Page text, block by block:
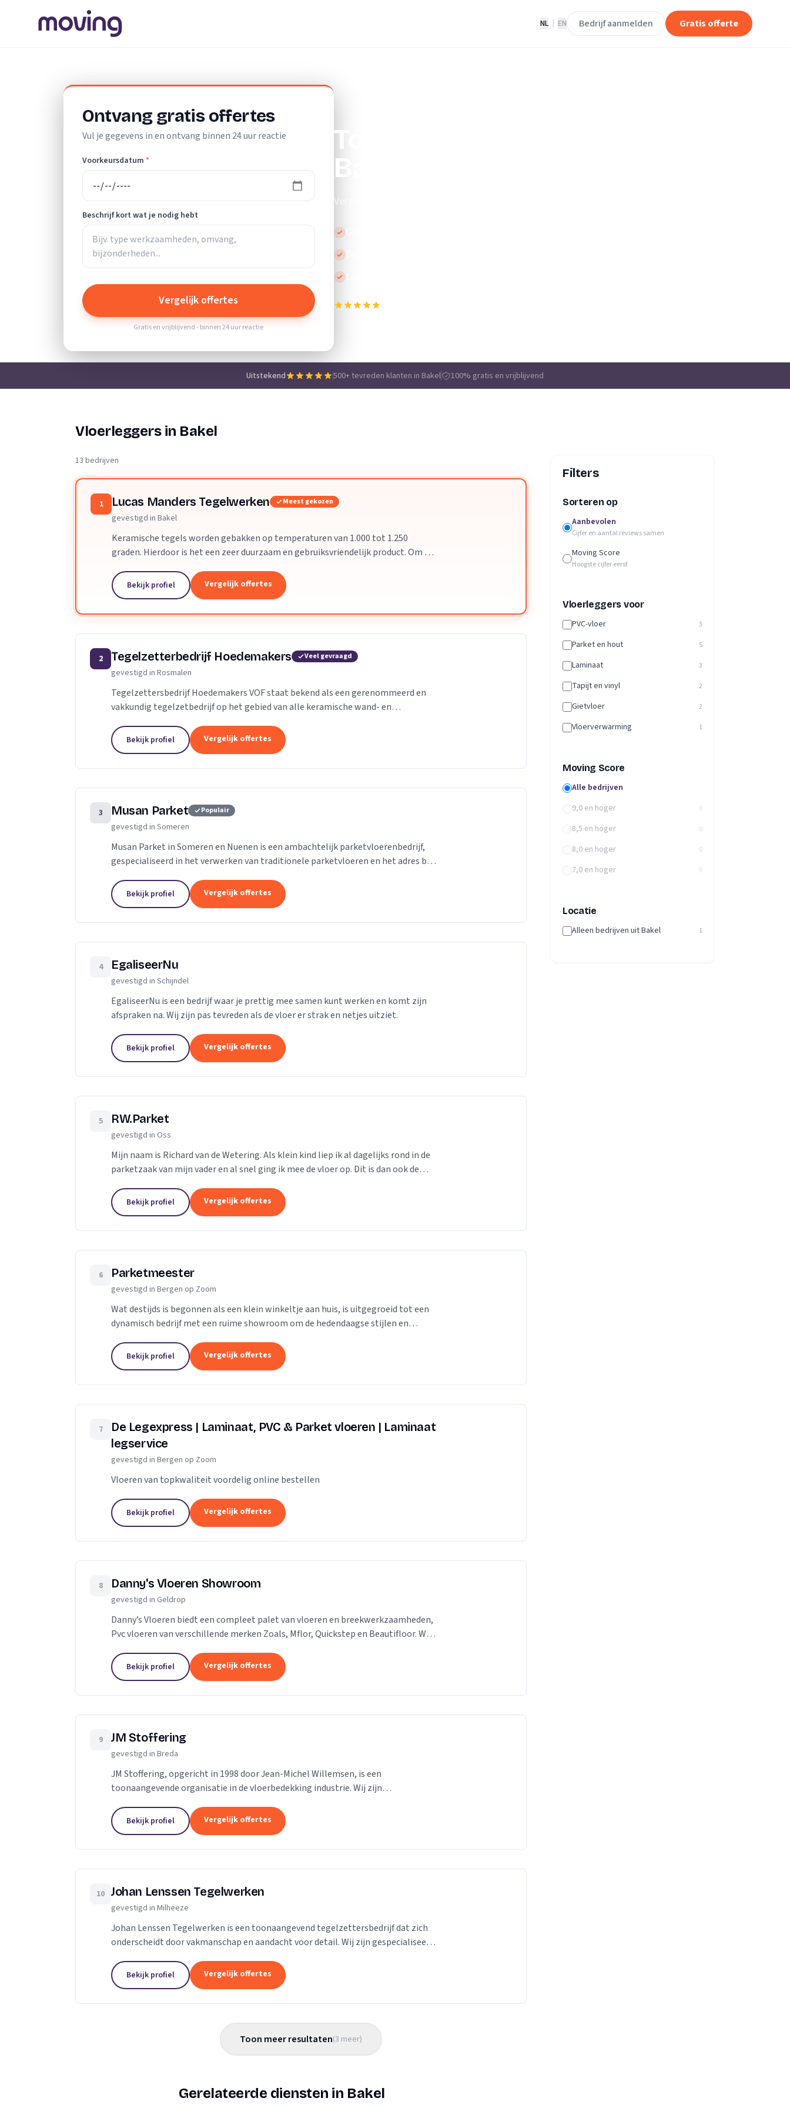
NL EN Bedrijf aanmelden Gratis offerte
Ontvang gratis offertes
Vul je gegevens in en ontvang binnen 24 uur reactie
Voorkeursdatum *
Beschrijf kort wat je nodig hebt
Vergelijk offertes
Gratis en vrijblijvend - binnen 24 uur reactie
Top 10 beste vloerleggers in
Bakel
Vergelijk de beste vloerleggers in Bakel.
Gratis en vrijblijvend
Binnen 24 uur reactie
Lokale vakmensen
Uitstekend 500+ tevreden klanten in Bakel 100% gratis en vrijblijvend
Vloerleggers in Bakel
13 bedrijven
1 Lucas Manders Tegelwerken Meest gekozen
gevestigd in Bakel
Keramische tegels worden gebakken op temperaturen van 1.000 tot 1.250
graden. Hierdoor is het een zeer duurzaam en gebruiksvriendelijk product. Om de
Bekijk profiel Vergelijk offertes
2 Tegelzetterbedrijf Hoedemakers Veel gevraagd
gevestigd in Rosmalen
Tegelzettersbedrijf Hoedemakers VOF staat bekend als een gerenommeerd en
vakkundig tegelzetbedrijf op het gebied van alle keramische wand- en
Bekijk profiel Vergelijk offertes
3 Musan Parket Populair
gevestigd in Someren
Musan Parket in Someren en Nuenen is een ambachtelijk parketvloerenbedrijf,
gespecialiseerd in het verwerken van traditionele parketvloeren en het adres bij
Bekijk profiel Vergelijk offertes
4 EgaliseerNu
gevestigd in Schijndel
EgaliseerNu is een bedrijf waar je prettig mee samen kunt werken en komt zijn
afspraken na. Wij zijn pas tevreden als de vloer er strak en netjes uitziet.
Bekijk profiel Vergelijk offertes
5 RW.Parket
gevestigd in Oss
Mijn naam is Richard van de Wetering. Als klein kind liep ik al dagelijks rond in de
parketzaak van mijn vader en al snel ging ik mee de vloer op. Dit is dan ook de
Bekijk profiel Vergelijk offertes
6 Parketmeester
gevestigd in Bergen op Zoom
Wat destijds is begonnen als een klein winkeltje aan huis, is uitgegroeid tot een
dynamisch bedrijf met een ruime showroom om de hedendaagse stijlen en
Bekijk profiel Vergelijk offertes
7
De Legexpress | Laminaat, PVC & Parket vloeren | Laminaat
legservice
gevestigd in Bergen op Zoom
Vloeren van topkwaliteit voordelig online bestellen
Bekijk profiel Vergelijk offertes
8 Danny's Vloeren Showroom
gevestigd in Geldrop
Danny’s Vloeren biedt een compleet palet van vloeren en breekwerkzaamheden,
Pvc vloeren van verschillende merken Zoals, Mflor, Quickstep en Beautifloor. Wat
Bekijk profiel Vergelijk offertes
9 JM Stoffering
gevestigd in Breda
JM Stoffering, opgericht in 1998 door Jean-Michel Willemsen, is een
toonaangevende organisatie in de vloerbedekking industrie. Wij zijn
Bekijk profiel Vergelijk offertes
10 Johan Lenssen Tegelwerken
gevestigd in Milheeze
Johan Lenssen Tegelwerken is een toonaangevend tegelzettersbedrijf dat zich
onderscheidt door vakmanschap en aandacht voor detail. Wij zijn gespecialiseerd
Bekijk profiel Vergelijk offertes
Toon meer resultaten(3 meer)
Filters
Sorteren op
Aanbevolen
Cijfer en aantal reviews samen
Moving Score
Hoogste cijfer eerst
Vloerleggers voor
PVC-vloer 3
Parket en hout 5
Laminaat 3
Tapijt en vinyl 2
Gietvloer 2
Vloerverwarming 1
Moving Score
Alle bedrijven
9,0 en hoger
0
8,5 en hoger 0
8,0 en hoger 0
7,0 en hoger 0
Locatie
Alleen bedrijven uit Bakel 1
Gerelateerde diensten in Bakel